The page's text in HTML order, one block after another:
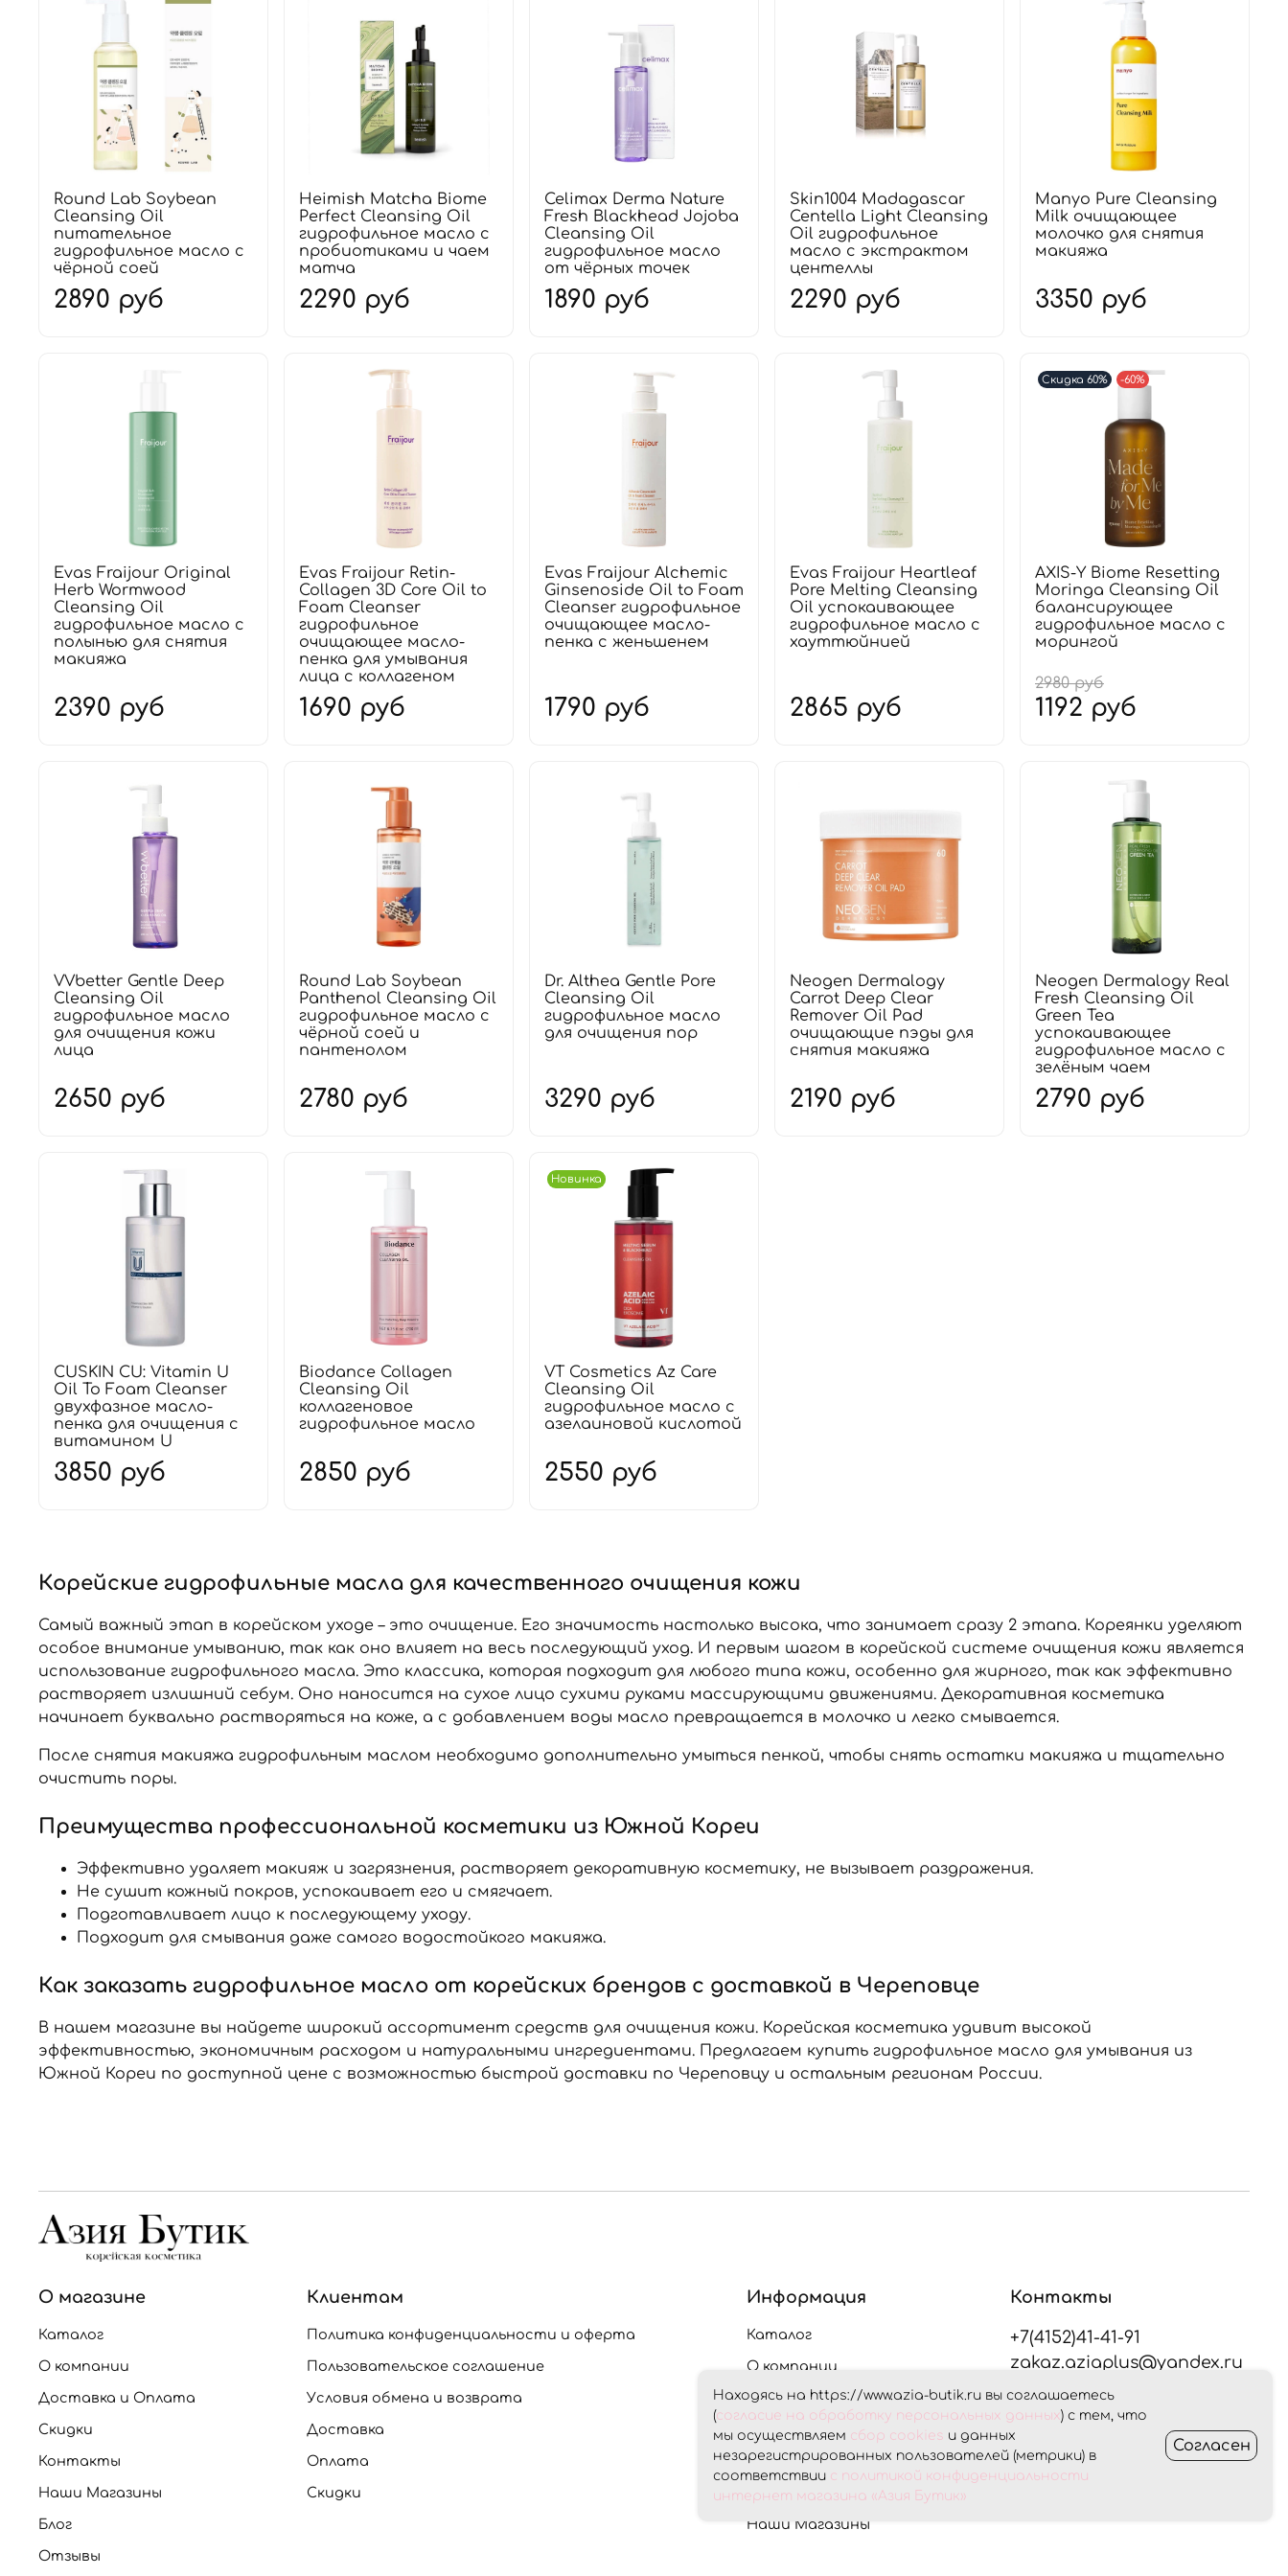
Round Lab Soybean
Cleansing Oil
питательное
гидрофильное масло с
чёрной соей
2890 руб
Heimish Matcha Biome
Perfect Cleansing Oil
гидрофильное масло с
пробиотиками и чаем
матча
2290 руб
Celimax Derma Nature
Fresh Blackhead Jojoba
Cleansing Oil
гидрофильное масло
от чёрных точек
1890 руб
Skin1004 Madagascar
Centella Light Cleansing
Oil гидрофильное
масло с экстрактом
центеллы
2290 руб
Manyo Pure Cleansing
Milk очищающее
молочко для снятия
макияжа
3350 руб
Evas Fraijour Original
Herb Wormwood
Cleansing Oil
гидрофильное масло с
полынью для снятия
макияжа
2390 руб
Evas Fraijour Retin-
Collagen 3D Core Oil to
Foam Cleanser
гидрофильное
очищающее масло-
пенка для умывания
лица с коллагеном
1690 руб
Evas Fraijour Alchemic
Ginsenoside Oil to Foam
Cleanser гидрофильное
очищающее масло-
пенка с женьшенем
1790 руб
Evas Fraijour Heartleaf
Pore Melting Cleansing
Oil успокаивающее
гидрофильное масло с
хауттюйнией
2865 руб
Скидка 60% -60%
AXIS-Y Biome Resetting
Moringa Cleansing Oil
балансирующее
гидрофильное масло с
морингой
2980 руб
1192 руб
VVbetter Gentle Deep
Cleansing Oil
гидрофильное масло
для очищения кожи
лица
2650 руб
Round Lab Soybean
Panthenol Cleansing Oil
гидрофильное масло с
чёрной соей и
пантенолом
2780 руб
Dr. Althea Gentle Pore
Cleansing Oil
гидрофильное масло
для очищения пор
3290 руб
Neogen Dermalogy
Carrot Deep Clear
Remover Oil Pad
очищающие пэды для
снятия макияжа
2190 руб
Neogen Dermalogy Real
Fresh Cleansing Oil
Green Tea
успокаивающее
гидрофильное масло с
зелёным чаем
2790 руб
CUSKIN CU: Vitamin U
Oil To Foam Cleanser
двухфазное масло-
пенка для очищения с
витамином U
3850 руб
Biodance Collagen
Cleansing Oil
коллагеновое
гидрофильное масло
2850 руб
Новинка
VT Cosmetics Az Care
Cleansing Oil
гидрофильное масло с
азелаиновой кислотой
2550 руб
Корейские гидрофильные масла для качественного очищения кожи
Самый важный этап в корейском уходе – это очищение. Его значимость настолько высока, что занимает сразу 2 этапа. Кореянки уделяют
особое внимание умыванию, так как оно влияет на весь последующий уход. И первым шагом в корейской системе очищения кожи является
использование гидрофильного масла. Это классика, которая подходит для любого типа кожи, особенно для жирного, так как эффективно
растворяет излишний себум. Оно наносится на сухое лицо сухими руками массирующими движениями. Декоративная косметика
начинает буквально растворяться на коже, а с добавлением воды масло превращается в молочко и легко смывается.
После снятия макияжа гидрофильным маслом необходимо дополнительно умыться пенкой, чтобы снять остатки макияжа и тщательно
очистить поры.
Преимущества профессиональной косметики из Южной Кореи
Эффективно удаляет макияж и загрязнения, растворяет декоративную косметику, не вызывает раздражения.
Не сушит кожный покров, успокаивает его и смягчает.
Подготавливает лицо к последующему уходу.
Подходит для смывания даже самого водостойкого макияжа.
Как заказать гидрофильное масло от корейских брендов с доставкой в Череповце
В нашем магазине вы найдете широкий ассортимент средств для очищения кожи. Корейская косметика удивит высокой
эффективностью, экономичным расходом и натуральными ингредиентами. Предлагаем купить гидрофильное масло для умывания из
Южной Кореи по доступной цене с возможностью быстрой доставки по Череповцу и остальным регионам России.
О магазине
Каталог
О компании
Доставка и Оплата
Скидки
Контакты
Наши Магазины
Блог
Отзывы
Клиентам
Политика конфиденциальности и оферта
Пользовательское соглашение
Условия обмена и возврата
Доставка
Оплата
Скидки
Информация
Каталог
О компании
Доставка и Оплата
Скидки
Контакты
Личный кабинет
Наши Магазины
Контакты
+7(4152)41-41-91
zakaz.aziaplus@yandex.ru
Оставайтесь на связи
Получить консультацию
Находясь на https://www.azia-butik.ru вы соглашаетесь
(согласие на обработку персональных данных) с тем, что
мы осуществляем сбор cookies и данных
незарегистрированных пользователей (метрики) в
соответствии с политикой конфиденциальности
интернет магазина «Азия Бутик»
Согласен